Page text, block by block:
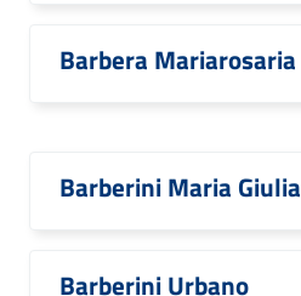
Barbera Mariarosaria
Barberini Maria Giulia
Barberini Urbano